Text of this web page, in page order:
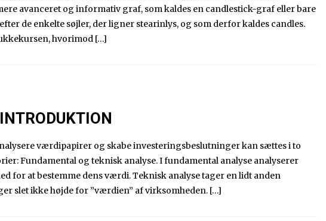
avanceret og informativ graf, som kaldes en candlestick-graf eller bare
de enkelte søjler, der ligner stearinlys, og som derfor kaldes candles.
hvorimod […]
værdipapirer og skabe investeringsbeslutninger kan sættes i to
Fundamental og teknisk analyse. I fundamental analyse analyserer
for at bestemme dens værdi. Teknisk analyse tager en lidt anden
slet ikke højde for ”værdien” af virksomheden. […]